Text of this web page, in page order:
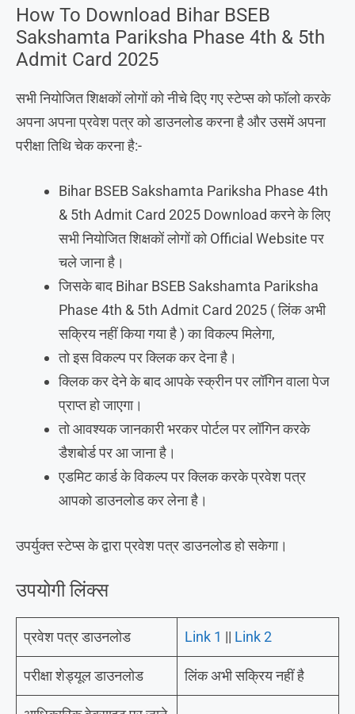
How To Download Bihar BSEB
Sakshamta Pariksha Phase 4th & 5th
Admit Card 2025
सभी नियोजित शिक्षकों लोगों को नीचे दिए गए स्टेप्स को फॉलो करके
अपना अपना प्रवेश पत्र को डाउनलोड करना है और उसमें अपना
परीक्षा तिथि चेक करना है:-
Bihar BSEB Sakshamta Pariksha Phase 4th
& 5th Admit Card 2025 Download करने के लिए
सभी नियोजित शिक्षकों लोगों को Official Website पर
चले जाना है।
जिसके बाद Bihar BSEB Sakshamta Pariksha
Phase 4th & 5th Admit Card 2025 ( लिंक अभी
सक्रिय नहीं किया गया है ) का विकल्प मिलेगा,
तो इस विकल्प पर क्लिक कर देना है।
क्लिक कर देने के बाद आपके स्क्रीन पर लॉगिन वाला पेज
प्राप्त हो जाएगा।
तो आवश्यक जानकारी भरकर पोर्टल पर लॉगिन करके
डैशबोर्ड पर आ जाना है।
एडमिट कार्ड के विकल्प पर क्लिक करके प्रवेश पत्र
आपको डाउनलोड कर लेना है।
उपर्युक्त स्टेप्स के द्वारा प्रवेश पत्र डाउनलोड हो सकेगा।
उपयोगी लिंक्स
प्रवेश पत्र डाउनलोड Link 1 || Link 2
परीक्षा शेड्यूल डाउनलोड लिंक अभी सक्रिय नहीं है